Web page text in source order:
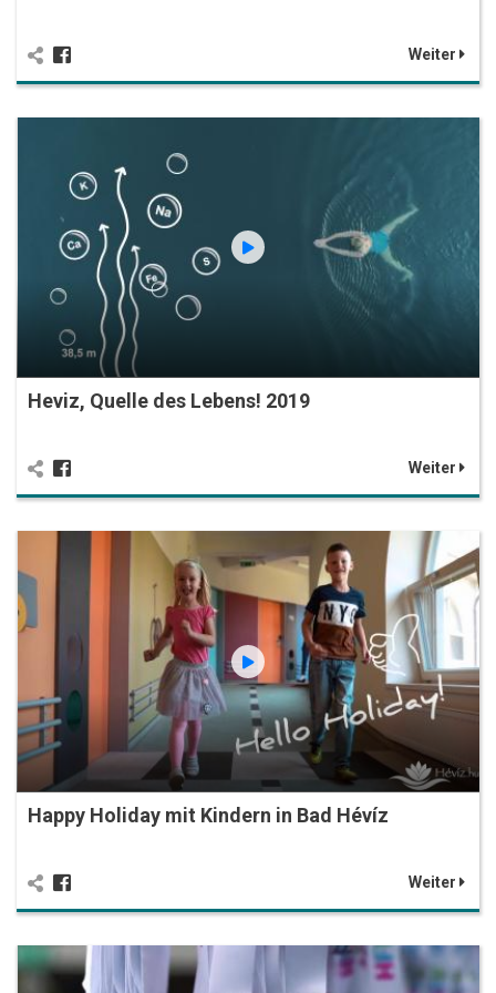
Weiter
Heviz, Quelle des Lebens! 2019
Weiter
Happy Holiday mit Kindern in Bad Hévíz
Weiter